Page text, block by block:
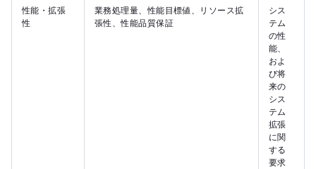
性能・拡張
性
業務処理量、性能目標値、リソース拡
張性、性能品質保証
シス
テム
の性
能、
およ
び将
来の
シス
テム
拡張
に関
する
要求